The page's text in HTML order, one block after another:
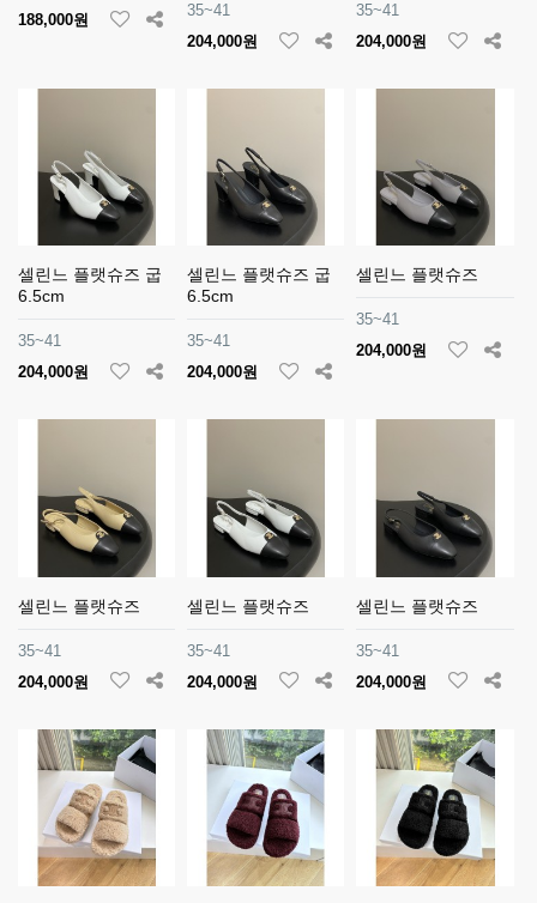
188,000원
35~41
204,000원
35~41
204,000원
셀린느 플랫슈즈 굽
6.5cm
35~41
204,000원
셀린느 플랫슈즈 굽
6.5cm
35~41
204,000원
셀린느 플랫슈즈
35~41
204,000원
셀린느 플랫슈즈
35~41
204,000원
셀린느 플랫슈즈
35~41
204,000원
셀린느 플랫슈즈
35~41
204,000원